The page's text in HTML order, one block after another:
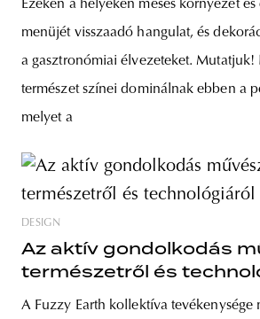
Ezeken a helyeken mesés környezet
menüjét visszaadó hangulat, és
a gasztronómiai élvezeteket. Mutatjuk!
természet színei dominálnak ebben a
melyet a
DESIGN
Az aktív gondolkodás
természetről és
A Fuzzy Earth kollektíva tevékenysége